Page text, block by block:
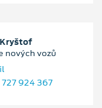
nových vozů
924 367